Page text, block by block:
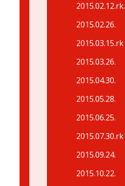
2015.02.12.rk.
2015.02.26.
2015.03.15.rk
2015.03.26.
2015.04.30.
2015.05.28.
2015.06.25.
2015.07.30.rk
2015.09.24.
2015.10.22.